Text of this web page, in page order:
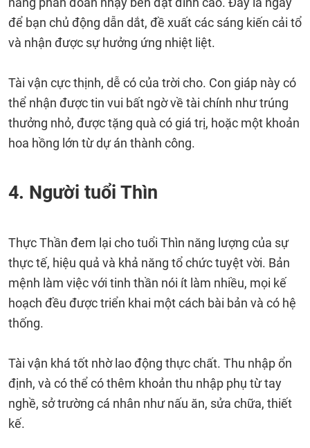
để bạn chủ động dẫn dắt, đề xuất các sáng kiến cải tổ
và nhận được sự hưởng ứng nhiệt liệt.
Tài vận cực thịnh, dễ có của trời cho. Con giáp này có
thể nhận được tin vui bất ngờ về tài chính như trúng
thưởng nhỏ, được tặng quà có giá trị, hoặc một khoản
hoa hồng lớn từ dự án thành công.
4. Người tuổi Thìn
Thực Thần đem lại cho tuổi Thìn năng lượng của sự
thực tế, hiệu quả và khả năng tổ chức tuyệt vời. Bản
mệnh làm việc với tinh thần nói ít làm nhiều, mọi kế
hoạch đều được triển khai một cách bài bản và có hệ
thống.
Tài vận khá tốt nhờ lao động thực chất. Thu nhập ổn
định, và có thể có thêm khoản thu nhập phụ từ tay
nghề, sở trường cá nhân như nấu ăn, sửa chữa, thiết
kế.